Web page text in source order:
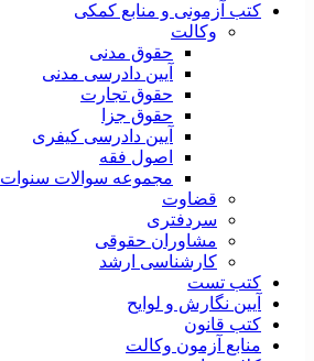
کتب آزمونی و منابع کمکی
وکالت
حقوق مدنی
آیین دادرسی مدنی
حقوق تجارت
حقوق جزا
آیین دادرسی کیفری
اصول فقه
مجموعه سوالات سنوات
قضاوت
سردفتری
مشاوران حقوقی
کارشناسی ارشد
کتب تست
آیین نگارش و لوایح
کتب قانون
منابع آزمون وکالت